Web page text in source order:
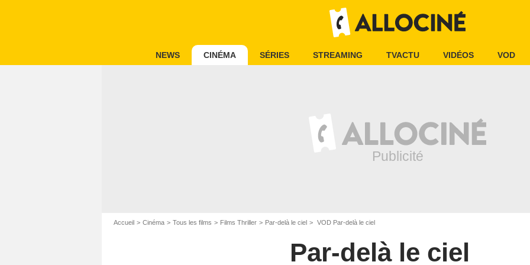
NEWS CINÉMA SÉRIES STREAMING TVACTU VIDÉOS VOD
Accueil Cinéma Tous les films Films Thriller Par-delà le ciel VOD Par-delà le ciel
Par-delà le ciel